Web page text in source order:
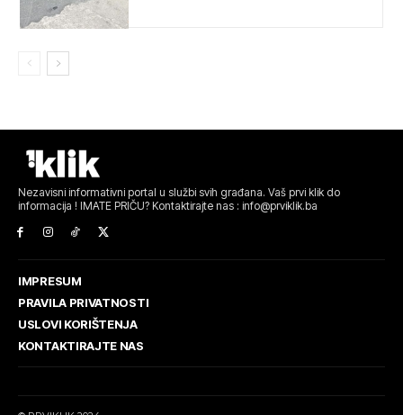
Nezavisni informativni portal u službi svih građana. Vaš prvi klik do
informacija ! IMATE PRIČU? Kontaktirajte nas : info@prviklik.ba
IMPRESUM
PRAVILA PRIVATNOSTI
USLOVI KORIŠTENJA
KONTAKTIRAJTE NAS